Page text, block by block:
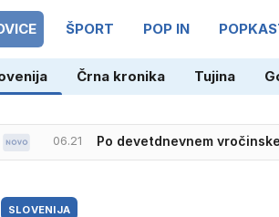
ŠPORT POP IN
Črna kronika Tujina
06.21 Po devetdnevnem
SLOVENIJA